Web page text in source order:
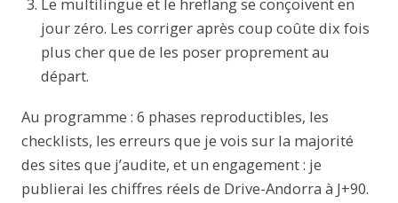
jour zéro. Les corriger après coup coûte dix fois
plus cher que de les poser proprement au
départ.
Au programme : 6 phases reproductibles, les
checklists, les erreurs que je vois sur la majorité
des sites que j’audite, et un engagement : je
publierai les chiffres réels de Drive-Andorra à J+90.